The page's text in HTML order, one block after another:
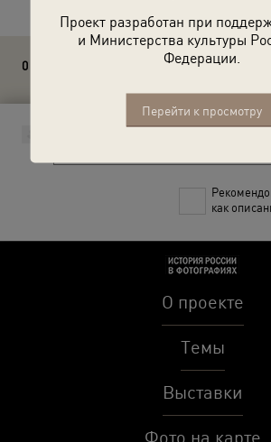
Проект разработан при
и Министерства культуры
Федерации.
Перейти к просмотру
0 комментариев
как
О проекте
Темы
Выставки
Фото на карте